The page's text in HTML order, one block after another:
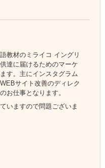
教材のミライコ イングリ
達に届けるためのマーケ
す。主にインスタグラム
サイト改善のディレク
お仕事となります。
いますので問題ございま